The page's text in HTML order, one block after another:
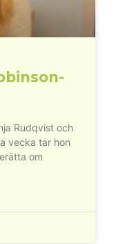
Rudqvist och
vecka tar hon
om